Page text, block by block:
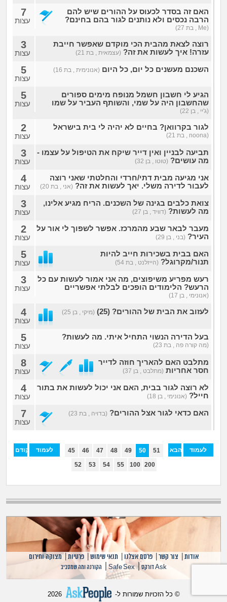
יוקר המחיה
האם זה בסדר לכעוס על ההורים שיש להם
הרבה נכסים ולא נותנים לגור בהם בחינם?
(Me , בת 27)
7
עצות
רוצה לצאת מהבית הכי מוקדם שאפשר חייבת
עזרה! איך לעשות את זה? (עצמאית , בת 21)
3
עצות
השכנם מעשנים כל יום, כל היום (אנונימית , בת 16) 5
עצות
הגיע לי חשבון חשמל מנופח מימים ספורים
שהחשבון היה על שמי, והשותף העביר על שמו
(ג'יי , בן 22)
5
עצות
לגור בקרוואן? בחיים לא יהיה לי בית בישראל
(noona , בת 21)
2
עצות
תביעה לבניין ואין דייר שיקח את הטיפול על עצמו -
מה עושים? (טוטו , בן 32)
3
עצות
אני מגיעה מבית דתי/חרדי והחלטתי שאני רוצה
לעבור לדירה משלי. יאך לעשות את זה? (אני , בת 20)
4
עצות
צואת כלבים בגינה של השכנים. הריח מגיע אלינו,
מה לעשות? (דוויד , בן 27)
3
עצות
מעבר לבאר שבע מהמרכז. אפשר לשפוך לי אור על
העיר? (בני , בן 29)
2
עצות
האם בבית בשכירות חייב להיות
תנור/מקרוגל? (הייזלנט , בת 54)
5
עצות
רעש מפריע משיפוצים, מה אני אמור לעשות עם כל
הרעש? הלימודים הופכים לבלתי אפשריים
(אנונימי , בן 17)
3
עצות
לעזוב את הבית של ההורים? (25) (מיקי , בן 25) 4
עצות
בעל הדירה הנשוי התחיל איתי. מה לעשות?
(מה קורה פה , בת 23)
5
עצות
מתלבט האם להאריך חוזה לדייר
חסר אחריות (מתלבט , בן 37)
8
עצות
לא רוצה לגור בבית, האם אני יכול לעשות את בתור
חייל? (אנונימי , בן 18)
4
עצות
האם כדאי לגור אצל ההורים? (בדויה , בת 23) 7
עצות
הקודם
לעמוד
45 46 47 48 49 50
51
52
53 54 55 100 200
הבא
לעמוד
אודות צור קשר |פרסם אצלנו |תנאי שימוש |פרטיות |מצוקה וחירום
Ask דורקס |
Safe Sex
| הקורנה ומה שמסביב
© כל הזכויות שמורות ל- 2026